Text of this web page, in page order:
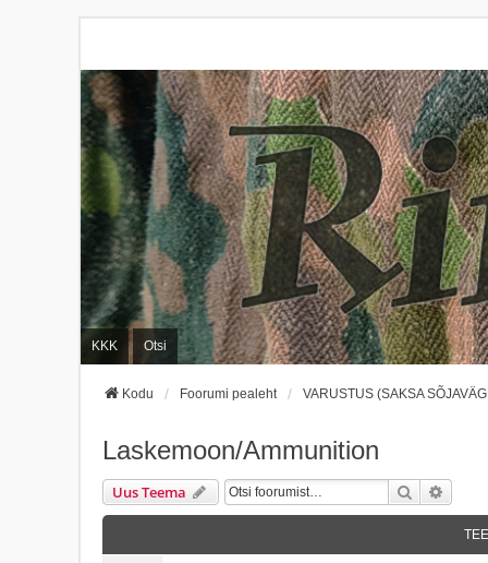
KKK Otsi
Kodu Foorumi pealeht VARUSTUS (SAKSA
Laskemoon/Ammunition
Uus Teema Otsi